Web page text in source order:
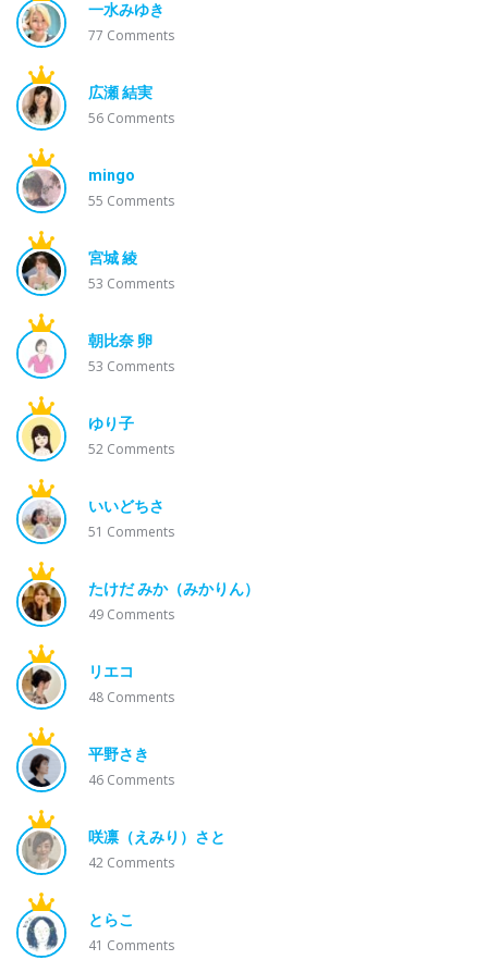
一水みゆき
77 Comments
広瀬 結実
56 Comments
mingo
55 Comments
宮城 綾
53 Comments
朝比奈 卵
53 Comments
ゆり子
52 Comments
いいどちさ
51 Comments
たけだ みか（みかりん）
49 Comments
リエコ
48 Comments
平野さき
46 Comments
咲凛（えみり）さと
42 Comments
とらこ
41 Comments